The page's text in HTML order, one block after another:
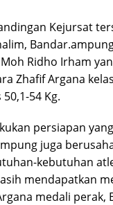
Kejursat
Ridho Irham
Zhafif Argana
54 Kg.
persiapan
juga
kebutuhan
mendapatkan
medali